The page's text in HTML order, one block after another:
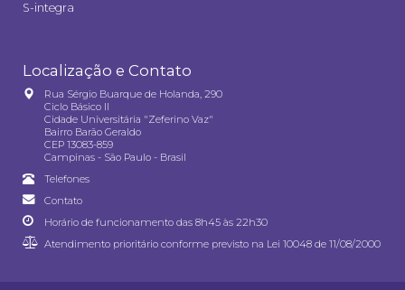
S-integra
Localização e Contato
Rua Sérgio Buarque de Holanda, 290
Ciclo Básico II
Cidade Universitária "Zeferino Vaz"
Bairro Barão Geraldo
CEP 13083-859
Campinas - São Paulo - Brasil
Telefones
Contato
Horário de funcionamento das 8h45 às 22h30
Atendimento prioritário conforme previsto na Lei 10048 de 11/08/2000